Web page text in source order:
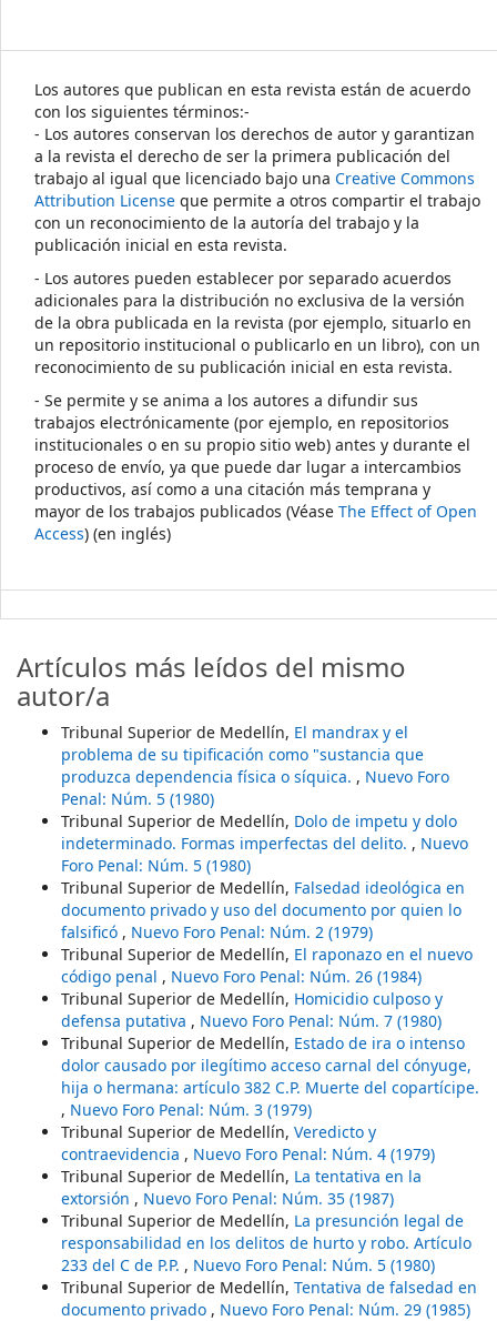
Los autores que publican en esta revista están de acuerdo
con los siguientes términos:-
- Los autores conservan los derechos de autor y garantizan
a la revista el derecho de ser la primera publicación del
trabajo al igual que licenciado bajo una Creative Commons
Attribution License que permite a otros compartir el trabajo
con un reconocimiento de la autoría del trabajo y la
publicación inicial en esta revista.
- Los autores pueden establecer por separado acuerdos
adicionales para la distribución no exclusiva de la versión
de la obra publicada en la revista (por ejemplo, situarlo en
un repositorio institucional o publicarlo en un libro), con un
reconocimiento de su publicación inicial en esta revista.
- Se permite y se anima a los autores a difundir sus
trabajos electrónicamente (por ejemplo, en repositorios
institucionales o en su propio sitio web) antes y durante el
proceso de envío, ya que puede dar lugar a intercambios
productivos, así como a una citación más temprana y
mayor de los trabajos publicados (Véase The Effect of Open
Access) (en inglés)
Artículos más leídos del mismo
autor/a
Tribunal Superior de Medellín, El mandrax y el
problema de su tipificación como "sustancia que
produzca dependencia física o síquica. , Nuevo Foro
Penal: Núm. 5 (1980)
Tribunal Superior de Medellín, Dolo de impetu y dolo
indeterminado. Formas imperfectas del delito. , Nuevo
Foro Penal: Núm. 5 (1980)
Tribunal Superior de Medellín, Falsedad ideológica en
documento privado y uso del documento por quien lo
falsificó , Nuevo Foro Penal: Núm. 2 (1979)
Tribunal Superior de Medellín, El raponazo en el nuevo
código penal , Nuevo Foro Penal: Núm. 26 (1984)
Tribunal Superior de Medellín, Homicidio culposo y
defensa putativa , Nuevo Foro Penal: Núm. 7 (1980)
Tribunal Superior de Medellín, Estado de ira o intenso
dolor causado por ilegítimo acceso carnal del cónyuge,
hija o hermana: artículo 382 C.P. Muerte del copartícipe.
, Nuevo Foro Penal: Núm. 3 (1979)
Tribunal Superior de Medellín, Veredicto y
contraevidencia , Nuevo Foro Penal: Núm. 4 (1979)
Tribunal Superior de Medellín, La tentativa en la
extorsión , Nuevo Foro Penal: Núm. 35 (1987)
Tribunal Superior de Medellín, La presunción legal de
responsabilidad en los delitos de hurto y robo. Artículo
233 del C de P.P. , Nuevo Foro Penal: Núm. 5 (1980)
Tribunal Superior de Medellín, Tentativa de falsedad en
documento privado , Nuevo Foro Penal: Núm. 29 (1985)